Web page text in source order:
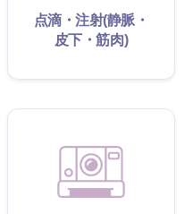
点滴・注射(静脈・
皮下・筋肉)